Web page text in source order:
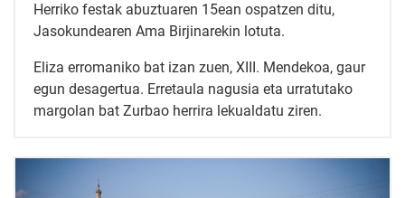
Herriko festak abuztuaren 15ean ospatzen ditu,
Jasokundearen Ama Birjinarekin lotuta.
Eliza erromaniko bat izan zuen, XIII. Mendekoa, gaur
egun desagertua. Erretaula nagusia eta urratutako
margolan bat Zurbao herrira lekualdatu ziren.